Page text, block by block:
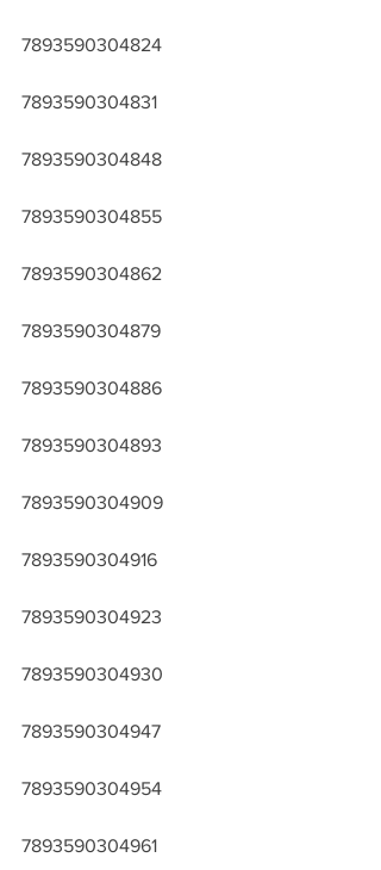
7893590304824
7893590304831
7893590304848
7893590304855
7893590304862
7893590304879
7893590304886
7893590304893
7893590304909
7893590304916
7893590304923
7893590304930
7893590304947
7893590304954
7893590304961